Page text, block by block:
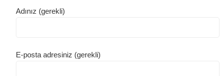
Adınız (gerekli)
E-posta adresiniz (gerekli)